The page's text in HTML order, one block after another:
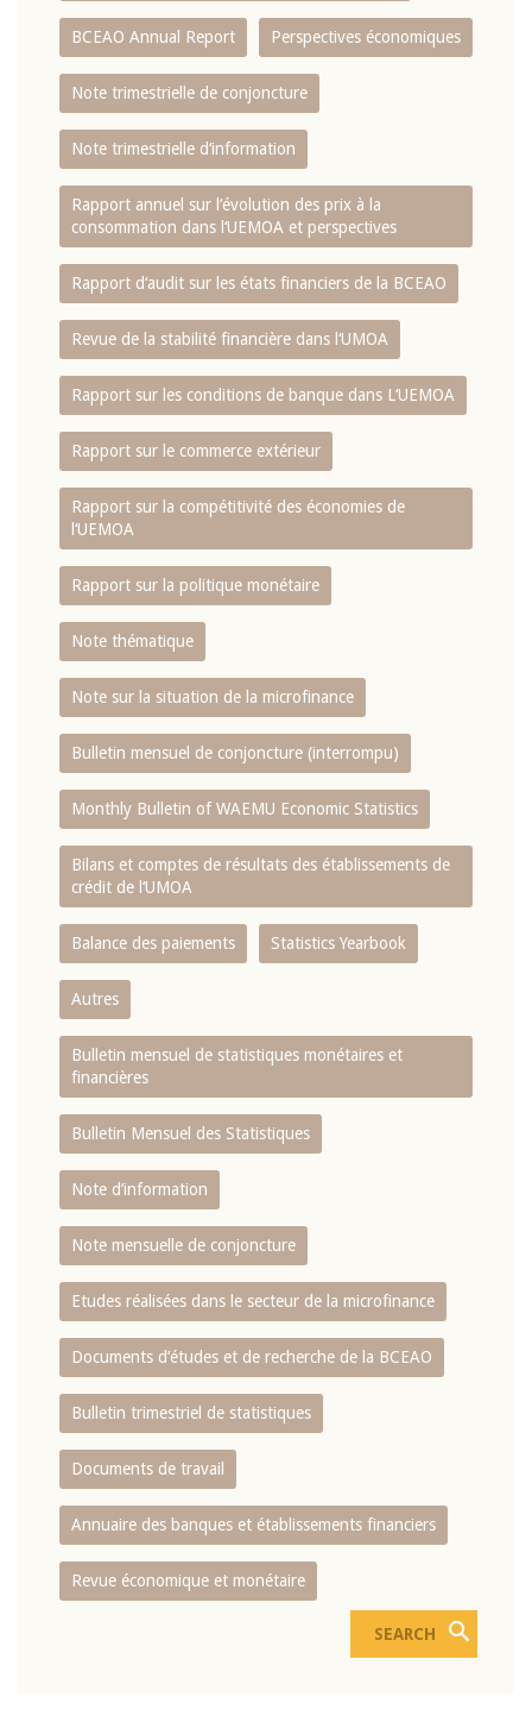
BCEAO Annual Report Perspectives économiques
Note trimestrielle de conjoncture
Note trimestrielle d‘information
Rapport annuel sur l‘évolution des prix à la
consommation dans l‘UEMOA et perspectives
Rapport d‘audit sur les états financiers de la BCEAO
Revue de la stabilité financière dans l‘UMOA
Rapport sur les conditions de banque dans L‘UEMOA
Rapport sur le commerce extérieur
Rapport sur la compétitivité des économies de
l‘UEMOA
Rapport sur la politique monétaire
Note thématique
Note sur la situation de la microfinance
Bulletin mensuel de conjoncture (interrompu)
Monthly Bulletin of WAEMU Economic Statistics
Bilans et comptes de résultats des établissements de
crédit de l‘UMOA
Balance des paiements Statistics Yearbook
Autres
Bulletin mensuel de statistiques monétaires et
financières
Bulletin Mensuel des Statistiques
Note d’information
Note mensuelle de conjoncture
Etudes réalisées dans le secteur de la microfinance
Documents d’études et de recherche de la BCEAO
Bulletin trimestriel de statistiques
Documents de travail
Annuaire des banques et établissements financiers
Revue économique et monétaire